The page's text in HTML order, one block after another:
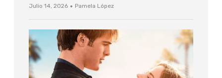
Julio 14, 2026 · Pamela López